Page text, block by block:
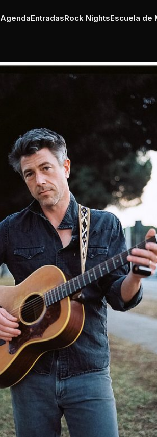
AgendaEntradasRock NightsEscuela de